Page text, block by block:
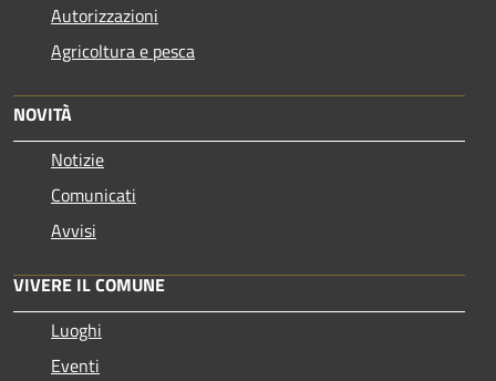
Autorizzazioni
Agricoltura e pesca
NOVITÀ
Notizie
Comunicati
Avvisi
VIVERE IL COMUNE
Luoghi
Eventi